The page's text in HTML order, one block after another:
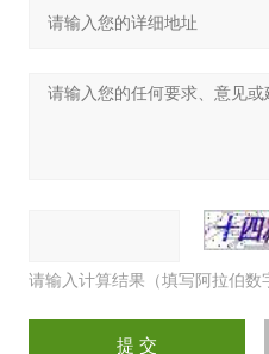
请输入计算结果（填写阿拉伯数